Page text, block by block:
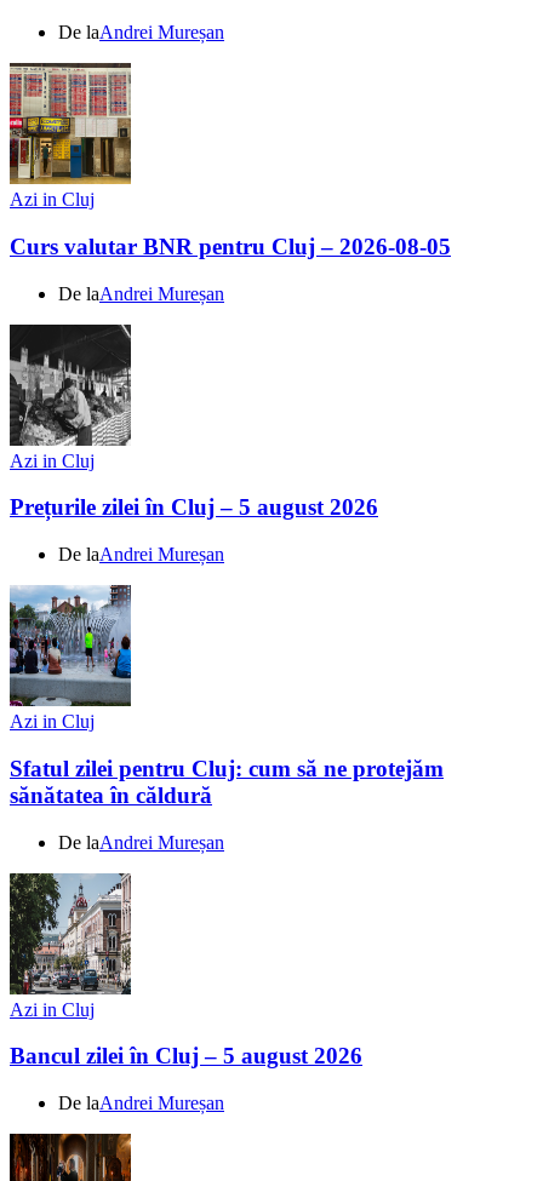
De laAndrei Mureșan
Azi in Cluj
Curs valutar BNR pentru Cluj – 2026-08-05
De laAndrei Mureșan
Azi in Cluj
Prețurile zilei în Cluj – 5 august 2026
De laAndrei Mureșan
Azi in Cluj
Sfatul zilei pentru Cluj: cum să ne protejăm
sănătatea în căldură
De laAndrei Mureșan
Azi in Cluj
Bancul zilei în Cluj – 5 august 2026
De laAndrei Mureșan